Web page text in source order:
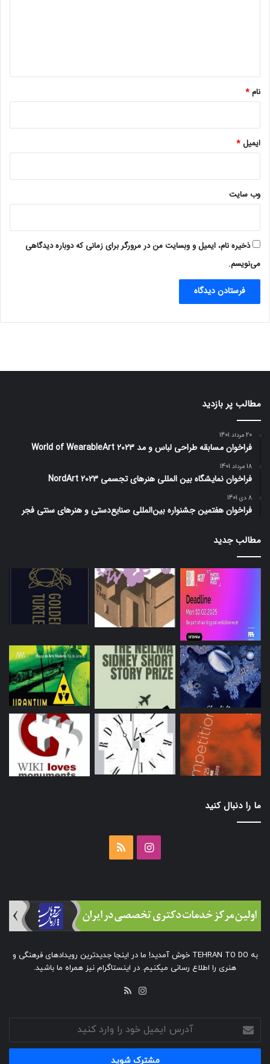
نام*
ایمیل*
وب‌ سایت
ذخیره نام، ایمیل و وبسایت من در مرورگر برای زمانی که دوباره دیدگاهی
می‌نویسم.
مطالب پر بازدید
20 مرداد 1401
فراخوان مسابقه طراحی لباس و مد World of WearableArt 2023
18 مرداد 1401
فراخوان نمایشگاه بین المللی هنرهای تجسمی NordArt 2023
8 دی 1401
فراخوان هفتمین جشنواره بین‌المللی صنایع‌دستی و هنرهای سنتی فجر
مطالب جدید
ما را دنبال کنید
اینستاگرام
به TEHRAN TO DO خوش آمدید! ما در اینجا جدیدترین رویدادهای فرهنگی و
هنری را اطلاع رسانی میکنیم. در اینستاگرام نیز همراه ما باشید.
اینستاگرام
آدرس
ایمیل
خود